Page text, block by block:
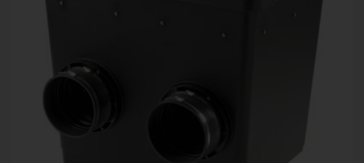
Module